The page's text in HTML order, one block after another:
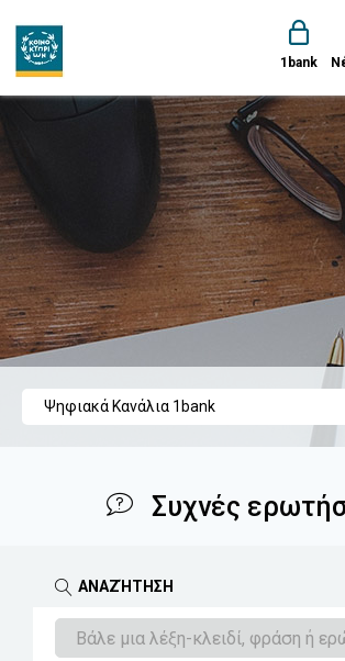
1bank
Ψηφιακά Κανάλια 1bank
Συχνές
ΑΝΑΖΉΤΗΣΗ